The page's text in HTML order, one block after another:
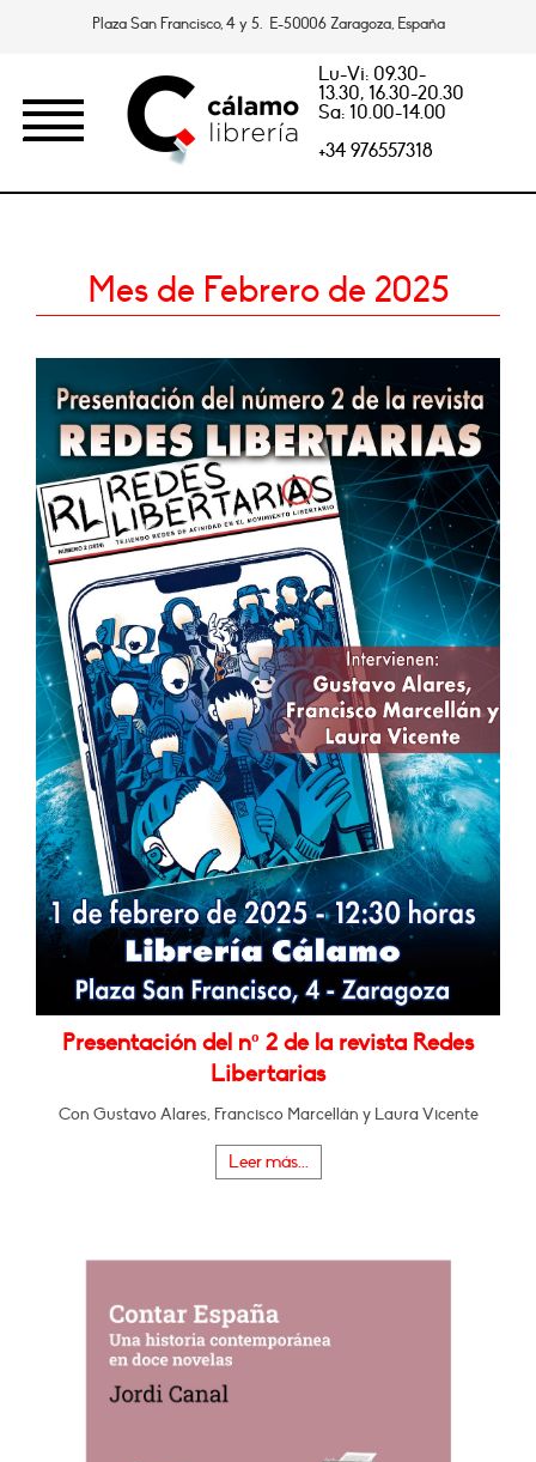
Plaza San Francisco, 4 y 5. E-50006 Zaragoza, España
Lu-Vi: 09.30-
13.30, 16.30-20.30
Sa: 10.00-14.00
+34 976557318
Mes de Febrero de 2025
Presentación del nº 2 de la revista Redes
Libertarias
Con Gustavo Alares, Francisco Marcellán y Laura Vicente
Leer más...